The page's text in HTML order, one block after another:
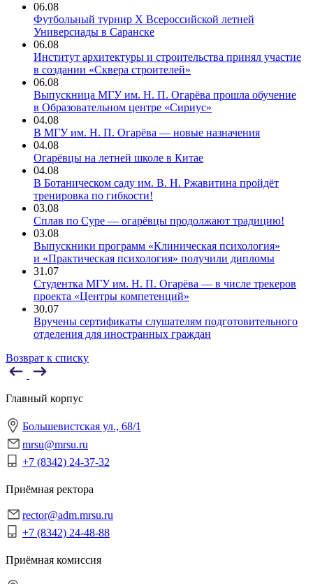
06.08
Футбольный турнир X Всероссийской летней
Универсиады в Саранске
06.08
Институт архитектуры и строительства принял участие
в создании «Сквера строителей»
06.08
Выпускница МГУ им. Н. П. Огарёва прошла обучение
в Образовательном центре «Сириус»
04.08
В МГУ им. Н. П. Огарёва — новые назначения
04.08
Огарёвцы на летней школе в Китае
04.08
В Ботаническом саду им. В. Н. Ржавитина пройдёт
тренировка по гибкости!
03.08
Сплав по Суре — огарёвцы продолжают традицию!
03.08
Выпускники программ «Клиническая психология»
и «Практическая психология» получили дипломы
31.07
Студентка МГУ им. Н. П. Огарёва — в числе трекеров
проекта «Центры компетенций»
30.07
Вручены сертификаты слушателям подготовительного
отделения для иностранных граждан
Возврат к списку
Главный корпус
Большевистская ул., 68/1
mrsu@mrsu.ru
+7 (8342) 24-37-32
Приёмная ректора
rector@adm.mrsu.ru
+7 (8342) 24-48-88
Приёмная комиссия